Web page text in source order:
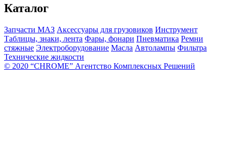
Каталог
Запчасти МАЗ Аксессуары для грузовиков Инструмент
Таблицы, знаки, лента Фары, фонари Пневматика Ремни
стяжные Электроборудование Масла Автолампы Фильтра
Технические жидкости
© 2020 “CHROME” Агентство Комплексных Решений